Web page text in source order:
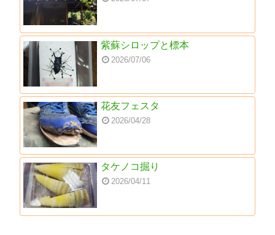
紫蘇シロップと標本
2026/07/06
花友フェスタ
2026/04/28
タケノコ掘り
2026/04/11